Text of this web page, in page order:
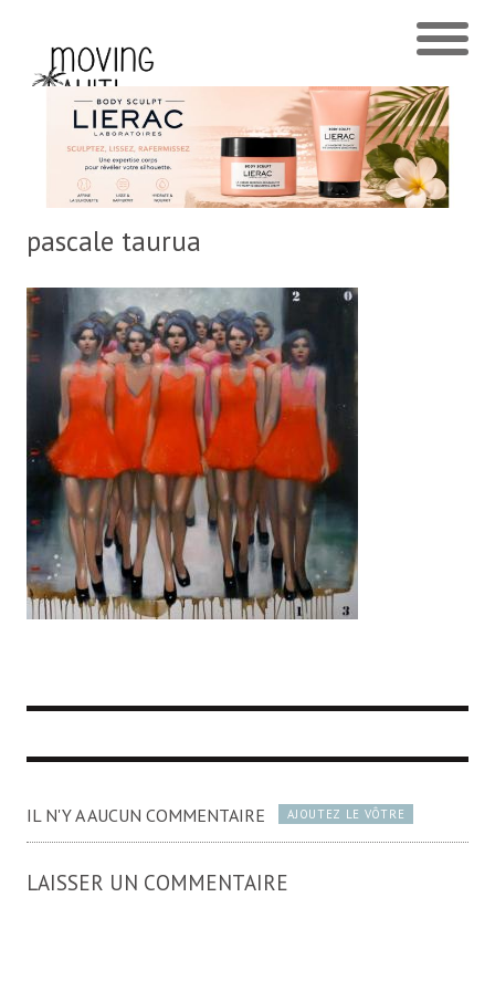
pascale taurua
IL N'Y A AUCUN COMMENTAIRE AJOUTEZ LE VÔTRE
LAISSER UN COMMENTAIRE